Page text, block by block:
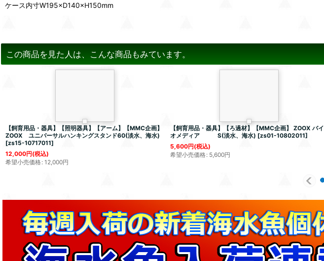
ケース内寸W195×D140×H150mm
この商品を見た人は、こんな商品もみています。
【飼育用品・器具】【照明器具】【アーム】【MMC企画】
ZOOX ユニバーサルハンキングスタンド60(淡水、海水)
[zs15-10717011]
12,000円(税込)
希望小売価格: 12,000円
【飼育用品・器具】【ろ過材】【MMC企画】 ZOOX バイ
オメディア S(淡水、海水) [zs01-10802011]
5,600円(税込)
希望小売価格: 5,600円